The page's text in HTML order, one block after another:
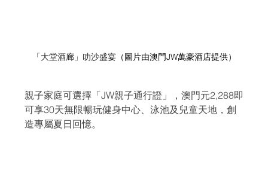
「大堂酒廊」叻沙盛宴（圖片由澳門JW萬豪酒店提供）
親子家庭可選擇「JW親子通行證」，澳門元2,288即
可享30天無限暢玩健身中心、泳池及兒童天地，創
造專屬夏日回憶。